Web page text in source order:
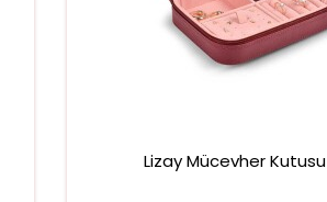
Lizay Mücevher Kutusu